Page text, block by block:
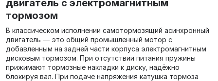
двигатель с электромагнитным
тормозом
В классическом исполнении самотормозящий асинхронный
двигатель — это общий промышленный мотор с
добавленным на задней части корпуса электромагнитным
дисковым тормозом. При отсутствии питания пружины
прижимают тормозные накладки к диску, надёжно
блокируя вал. При подаче напряжения катушка тормоза